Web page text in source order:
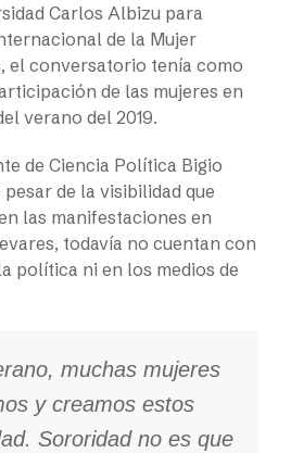
Carlos Albizu para
de la Mujer
el conversatorio tenía como
de las mujeres en
verano del 2019.
de Ciencia Política Bigio
de la visibilidad que
las manifestaciones en
todavía no cuentan con
política ni en los medios de
muchas mujeres
y creamos estos
Sororidad no es que